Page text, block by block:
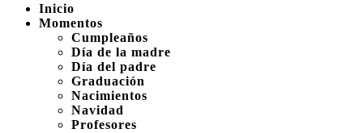
Inicio
Momentos
Cumpleaños
Día de la madre
Día del padre
Graduación
Nacimientos
Navidad
Profesores